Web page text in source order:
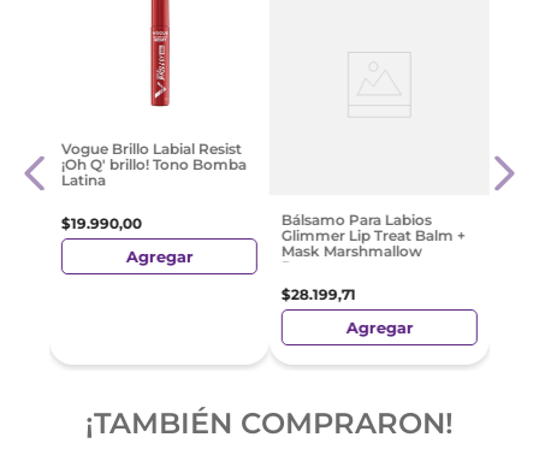
Vogue Brillo Labial Resist
¡Oh Q' brillo! Tono Bomba
Latina
$19.990,00
Agregar
Bálsamo Para Labios
Glimmer Lip Treat Balm +
Mask Marshmallow
Dreams
$28.199,71
Agregar
¡TAMBIÉN COMPRARON!